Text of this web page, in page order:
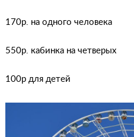
170р. на одного человека
550р. кабинка на четверых
100р для детей